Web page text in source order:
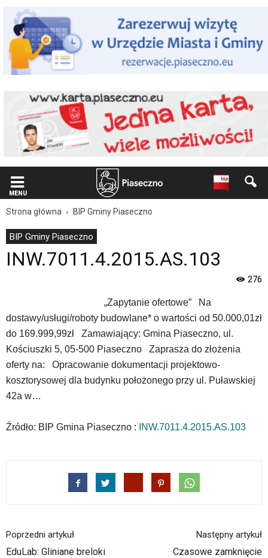
użytkowników
czytników
ekranowych Znajdujesz
się
podstronie
"INW.7011.4.2015.AS.103
Oficjalna
strona
Miasta
i
Gminy
Piaseczno".
Strona
wyposażona
w
menu
do
treści,
które
się
bezpośrednio
pod
wiadomością.
Strona
zatem
nawigacja
MENU
Strona główna BIP Gminy Piaseczno
BIP Gminy Piaseczno
INW.7011.4.2015.AS.103
276
„Zapytanie ofertowe” Na
dostawy/usługi/roboty budowlane* o wartości od 50.000,01zł
do 169.999,99zł Zamawiający: Gmina Piaseczno, ul.
Kościuszki 5, 05-500 Piaseczno Zaprasza do złożenia
oferty na: Opracowanie dokumentacji projektowo-
kosztorysowej dla budynku położonego przy ul. Puławskiej
42a w…
Źródło: BIP Gmina Piaseczno : INW.7011.4.2015.AS.103
Poprzedni artykuł
EduLab: Gliniane breloki
Następny artykuł
Czasowe zamknięcie